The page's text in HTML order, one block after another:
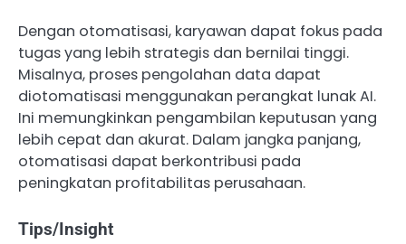
Dengan otomatisasi, karyawan dapat fokus pada
tugas yang lebih strategis dan bernilai tinggi.
Misalnya, proses pengolahan data dapat
diotomatisasi menggunakan perangkat lunak AI.
Ini memungkinkan pengambilan keputusan yang
lebih cepat dan akurat. Dalam jangka panjang,
otomatisasi dapat berkontribusi pada
peningkatan profitabilitas perusahaan.
Tips/Insight